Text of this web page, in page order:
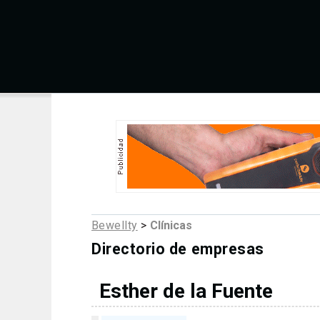
Bewellty > Clínicas
Directorio de empresas
Esther de la Fuente